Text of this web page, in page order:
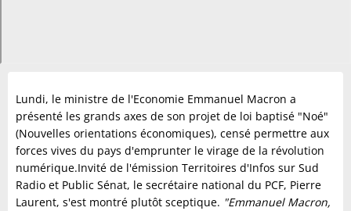
Lundi, le ministre de l'Economie Emmanuel Macron a
présenté les grands axes de son projet de loi baptisé "Noé"
(Nouvelles orientations économiques), censé permettre aux
forces vives du pays d'emprunter le virage de la révolution
numérique.Invité de l'émission Territoires d'Infos sur Sud
Radio et Public Sénat, le secrétaire national du PCF, Pierre
Laurent, s'est montré plutôt sceptique. "Emmanuel Macron,